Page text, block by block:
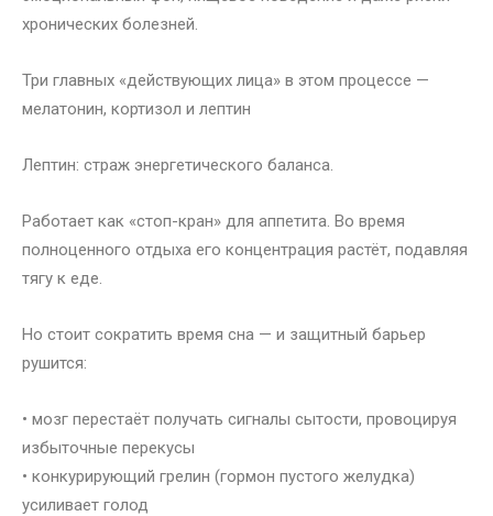
хронических болезней.
Три главных «действующих лица» в этом процессе —
мелатонин, кортизол и лептин
Лептин: страж энергетического баланса.
Работает как «стоп-кран» для аппетита. Во время
полноценного отдыха его концентрация растёт, подавляя
тягу к еде.
Но стоит сократить время сна — и защитный барьер
рушится:
• мозг перестаёт получать сигналы сытости, провоцируя
избыточные перекусы
• конкурирующий грелин (гормон пустого желудка)
усиливает голод